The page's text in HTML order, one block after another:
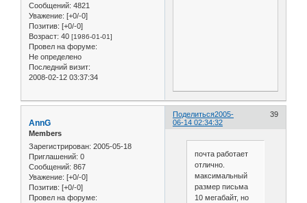
Сообщений: 4821
Уважение: [+0/-0]
Позитив: [+0/-0]
Возраст: 40 [1986-01-01]
Провел на форуме:
Не определено
Последний визит:
2008-02-12 03:37:34
Поделиться 39
2005-
06-14 02:34:32
AnnG
Members
Зарегистрирован: 2005-05-18
Приглашений: 0
Сообщений: 867
Уважение: [+0/-0]
Позитив: [+0/-0]
Провел на форуме:
почта работает
отлично.
максимальный
размер письма
10 мегабайт, но